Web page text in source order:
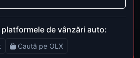
de vânzări auto:
Caută pe OLX